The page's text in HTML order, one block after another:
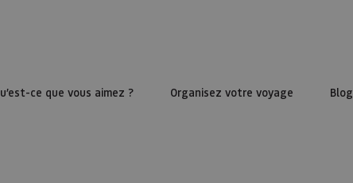
ce que vous aimez ? Organisez votre voyage